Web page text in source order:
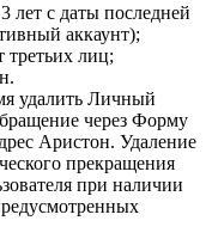
лет с даты последней
аккаунт);
третьих лиц;
удалить Личный
через Форму
Аристон. Удаление
прекращения
при наличии